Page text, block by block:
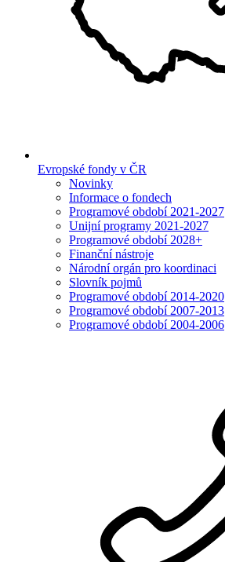
Evropské fondy v ČR
Novinky
Informace o fondech
Programové období 2021-2027
Unijní programy 2021-2027
Programové období 2028+
Finanční nástroje
Národní orgán pro koordinaci
Slovník pojmů
Programové období 2014-2020
Programové období 2007-2013
Programové období 2004-2006